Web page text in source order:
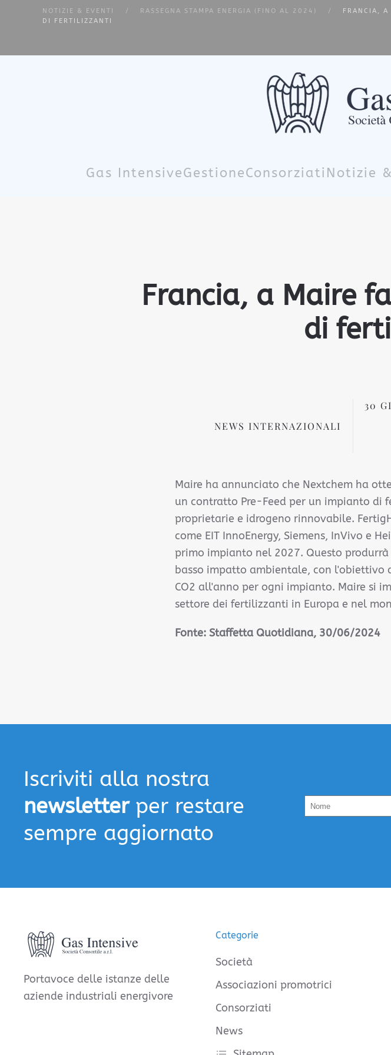
NOTIZIE & EVENTI RASSEGNA STAMPA ENERGIA (FINO AL 2024)
FRANCIA, A
DI FERTILIZZANTI
Gas IntensiveGestioneConsorziati Notizie
Francia, a Maire
di
NEWS INTERNAZIONALI
30
Maire ha annunciato che Nextchem ha
un contratto Pre-Feed per un impianto di
proprietarie e idrogeno rinnovabile.
come EIT InnoEnergy, Siemens, InVivo e
primo impianto nel 2027. Questo
basso impatto ambientale, con
CO2 all'anno per ogni impianto. Maire si
settore dei fertilizzanti in Europa e nel
Fonte: Staffetta Quotidiana, 30/06/2024
Iscriviti alla nostra
newsletterper restare
sempre aggiornato
Portavoce delle istanze delle
aziende industriali energivore
Categorie
Società
Associazioni promotrici
Consorziati
News